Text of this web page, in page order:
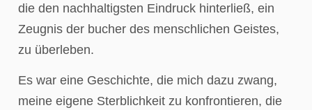
die den nachhaltigsten Eindruck hinterließ, ein
Zeugnis der bucher des menschlichen Geistes,
zu überleben.
Es war eine Geschichte, die mich dazu zwang,
meine eigene Sterblichkeit zu konfrontieren, die